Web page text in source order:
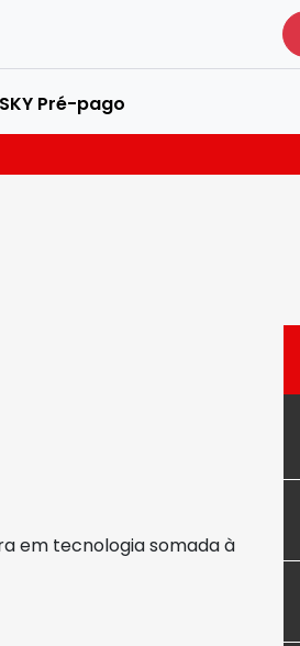
SKY Pré-pago
em tecnologia somada à